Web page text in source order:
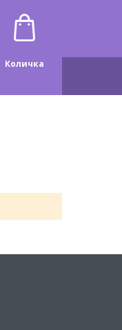
Количка